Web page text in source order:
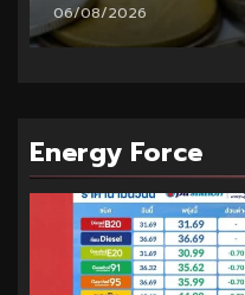
06/08/2026
Energy Force